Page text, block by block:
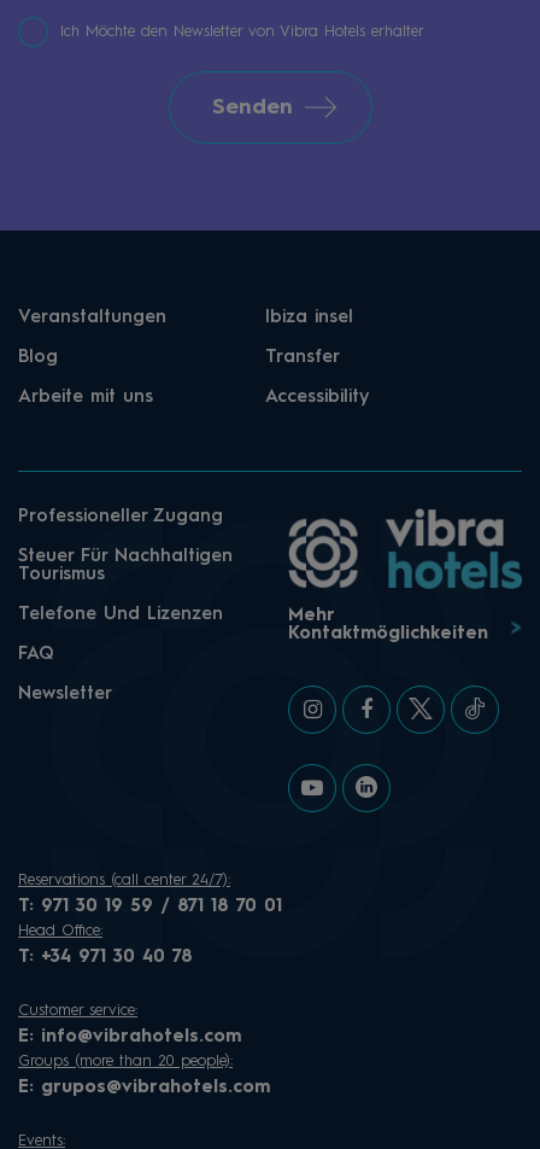
Ich Möchte den Newsletter von Vibra Hotels erhalter
Senden
Veranstaltungen Ibiza insel
Blog Transfer
Arbeite mit uns Accessibility
Professioneller Zugang
Steuer Für Nachhaltigen
Tourismus
Telefone Und Lizenzen
FAQ
Newsletter
Mehr
Kontaktmöglichkeiten
Reservations (call center 24/7):
T: 971 30 19 59 / 871 18 70 01
Head Office:
T: +34 971 30 40 78
Customer service:
E: info@vibrahotels.com
Groups (more than 20 people):
E: grupos@vibrahotels.com
Events: